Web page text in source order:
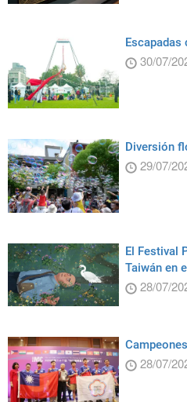
Escapadas
30/07/
Diversión
29/07/
El Festival
Taiwán en
28/07/
28/07/